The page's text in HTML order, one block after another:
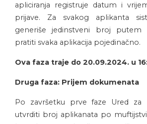
apliciranja registruje datum i
prijave. Za svakog aplikanta
generiše jedinstveni broj
pratiti svaka aplikacija pojedinačno.
Ova faza traje do 20.09.2024. u
Druga faza: Prijem dokumenata
Po završetku prve faze Ured
utvrditi broj aplikanata po